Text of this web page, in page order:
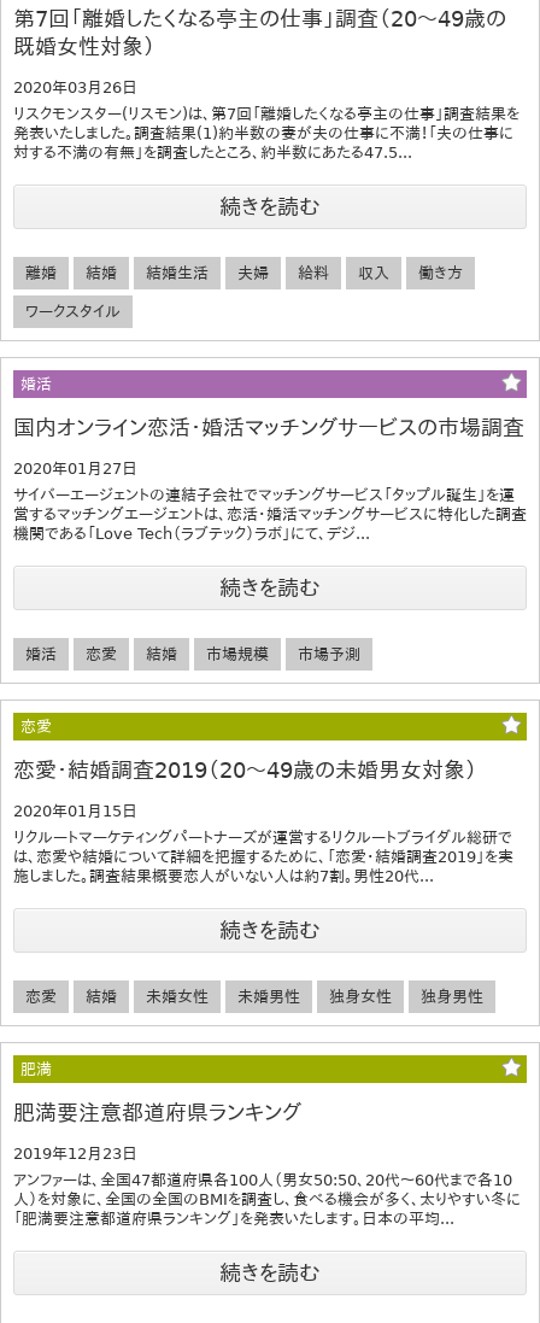
第7回「離婚したくなる亭主の仕事」調査（20～49歳の
既婚女性対象）
2020年03月26日
リスクモンスター(リスモン)は、第7回「離婚したくなる亭主の仕事」調査結果を
発表いたしました。調査結果(1)約半数の妻が夫の仕事に不満！「夫の仕事に
対する不満の有無」を調査したところ、約半数にあたる47.5...
続きを読む
離婚 結婚 結婚生活 夫婦 給料 収入 働き方
ワークスタイル
婚活
国内オンライン恋活・婚活マッチングサービスの市場調査
2020年01月27日
サイバーエージェントの連結子会社でマッチングサービス「タップル誕生」を運
営するマッチングエージェントは、恋活・婚活マッチングサービスに特化した調査
機関である「Love Tech（ラブテック）ラボ」にて、デジ...
続きを読む
婚活 恋愛 結婚 市場規模 市場予測
恋愛
恋愛・結婚調査2019（20～49歳の未婚男女対象）
2020年01月15日
リクルートマーケティングパートナーズが運営するリクルートブライダル総研で
は、恋愛や結婚について詳細を把握するために、「恋愛・結婚調査2019」を実
施しました。調査結果概要恋人がいない人は約7割。男性20代...
続きを読む
恋愛 結婚 未婚女性 未婚男性 独身女性 独身男性
肥満
肥満要注意都道府県ランキング
2019年12月23日
アンファーは、全国47都道府県各100人（男女50:50、20代～60代まで各10
人）を対象に、全国の全国のBMIを調査し、食べる機会が多く、太りやすい冬に
「肥満要注意都道府県ランキング」を発表いたします。日本の平均...
続きを読む